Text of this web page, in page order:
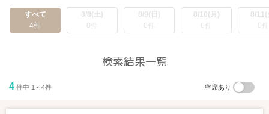
すべて
4件
8/8(土)
0件
8/9(日)
0件
8/10(月)
0件
8/11(
0件
検索結果一覧
4 件中 1～4件 空席あり